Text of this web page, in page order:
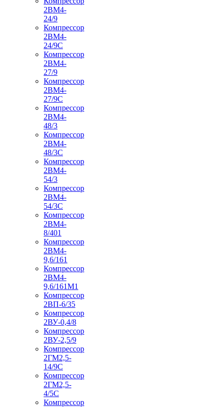
2ВМ4-
24/9
Компрессор
2ВМ4-
24/9С
Компрессор
2ВМ4-
27/9
Компрессор
2ВМ4-
27/9С
Компрессор
2ВМ4-
48/3
Компрессор
2ВМ4-
48/3С
Компрессор
2ВМ4-
54/3
Компрессор
2ВМ4-
54/3С
Компрессор
2ВМ4-
8/401
Компрессор
2ВМ4-
9,6/161
Компрессор
2ВМ4-
9,6/161М1
Компрессор
2ВП-6/35
Компрессор
2ВУ-0,4/8
Компрессор
2ВУ-2,5/9
Компрессор
2ГМ2,5-
14/9С
Компрессор
2ГМ2,5-
4/5С
Компрессор